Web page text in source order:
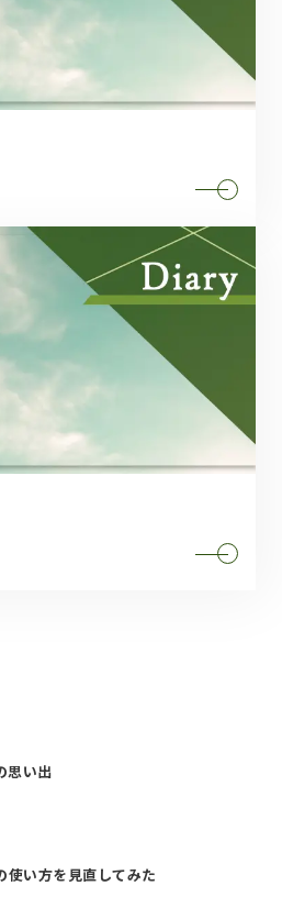
思い出
使い方を見直してみた